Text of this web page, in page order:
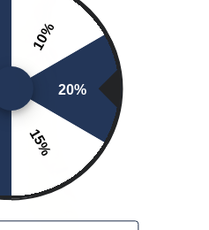
10%
20%
15%